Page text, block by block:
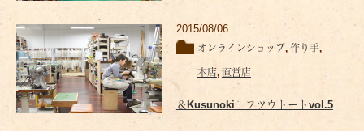
2015/08/06
オンラインショップ, 作り手,
本店,直営店
＆Kusunoki フツウトートvol.5